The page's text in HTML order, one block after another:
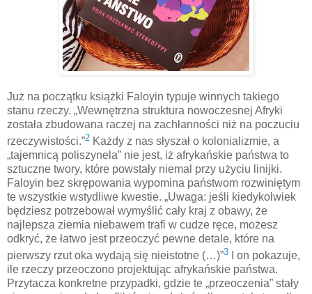
Już na początku książki Faloyin typuje winnych takiego
stanu rzeczy. „Wewnętrzna struktura nowoczesnej Afryki
została zbudowana raczej na zachłanności niż na poczuciu
rzeczywistości.”2 Każdy z nas słyszał o kolonializmie, a
„tajemnicą poliszynela” nie jest, iż afrykańskie państwa to
sztuczne twory, które powstały niemal przy użyciu linijki.
Faloyin bez skrępowania wypomina państwom rozwiniętym
te wszystkie wstydliwe kwestie. „Uwaga: jeśli kiedykolwiek
będziesz potrzebował wymyślić cały kraj z obawy, że
najlepsza ziemia niebawem trafi w cudze ręce, możesz
odkryć, że łatwo jest przeoczyć pewne detale, które na
pierwszy rzut oka wydają się nieistotne (…)”3 I on pokazuje,
ile rzeczy przeoczono projektując afrykańskie państwa.
Przytacza konkretne przypadki, gdzie te „przeoczenia” stały